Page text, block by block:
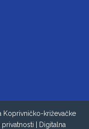
križevačke
privatnosti
Digitalna